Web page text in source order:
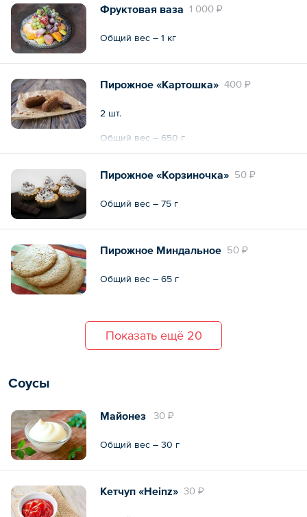
1 000 ₽
Фруктовая ваза
Общий вес – 1 кг
400 ₽
Пирожное «Картошка»
2 шт.
Общий вес – 650 г
50 ₽
Пирожное «Корзиночка»
Общий вес – 75 г
50 ₽
Пирожное Миндальное
Общий вес – 65 г
Показать ещё 20
Соусы
30 ₽
Майонез
Общий вес – 30 г
30 ₽
Кетчуп «Heinz»